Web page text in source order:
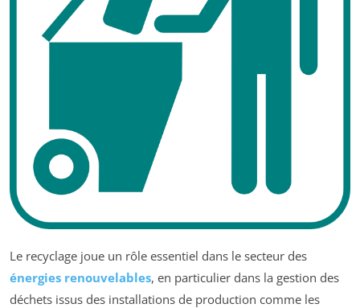
Le recyclage joue un rôle essentiel dans le secteur des
énergies renouvelables, en particulier dans la gestion des
déchets issus des installations de production comme les